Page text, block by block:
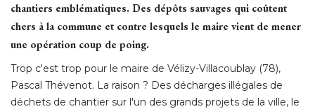
chantiers emblématiques. Des dépôts sauvages qui coûtent
chers à la commune et contre lesquels le maire vient de mener
une opération coup de poing.
Trop c'est trop pour le maire de Vélizy-Villacoublay (78),
Pascal Thévenot. La raison ? Des décharges illégales de
déchets de chantier sur l'un des grands projets de la ville, le